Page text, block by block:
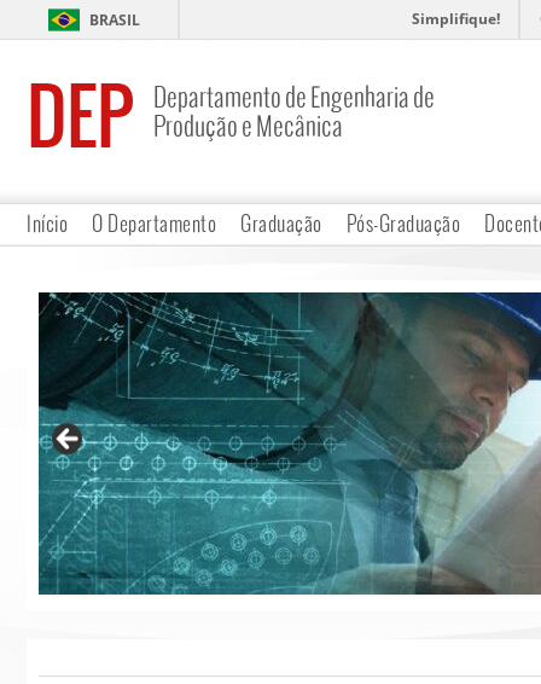
BRASIL Simplifique!
DEP
Departamento de Engenharia de
Produção e Mecânica
Início O Departamento Graduação Pós-Graduação